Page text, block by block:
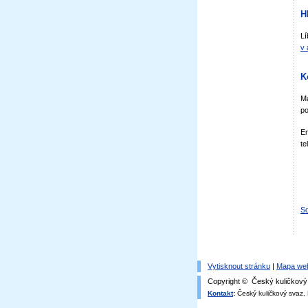
v
Vytisknout stránku | Mapa
Copyright © Český
Kontakt: Český kuličkový